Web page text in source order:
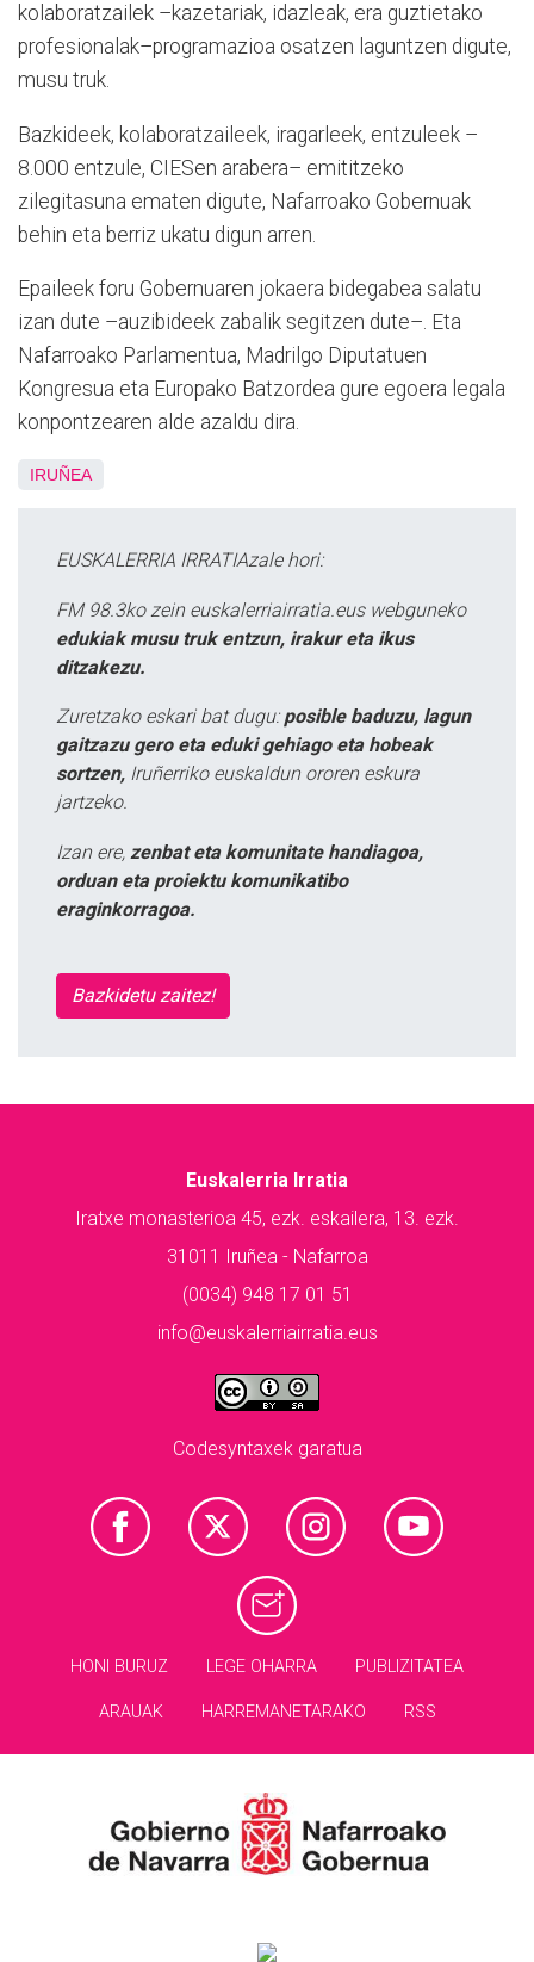
kolaboratzailek –kazetariak, idazleak, era guztietako
profesionalak–programazioa osatzen laguntzen digute,
musu truk.
Bazkideek, kolaboratzaileek, iragarleek, entzuleek –
8.000 entzule, CIESen arabera– emititzeko
zilegitasuna ematen digute, Nafarroako Gobernuak
behin eta berriz ukatu digun arren.
Epaileek foru Gobernuaren jokaera bidegabea salatu
izan dute –auzibideek zabalik segitzen dute–. Eta
Nafarroako Parlamentua, Madrilgo Diputatuen
Kongresua eta Europako Batzordea gure egoera legala
konpontzearen alde azaldu dira.
IRUÑEA
EUSKALERRIA IRRATIAzale hori:
FM 98.3ko zein euskalerriairratia.eus webguneko
edukiak musu truk entzun, irakur eta ikus
ditzakezu.
Zuretzako eskari bat dugu: posible baduzu, lagun
gaitzazu gero eta eduki gehiago eta hobeak
sortzen, Iruñerriko euskaldun ororen eskura
jartzeko.
Izan ere, zenbat eta komunitate handiagoa,
orduan eta proiektu komunikatibo
eraginkorragoa.
Bazkidetu zaitez!
Euskalerria Irratia
Iratxe monasterioa 45, ezk. eskailera, 13. ezk.
31011 Iruñea - Nafarroa
(0034) 948 17 01 51
info@euskalerriairratia.eus
Codesyntaxek garatua
HONI BURUZ LEGE OHARRA PUBLIZITATEA
ARAUAK HARREMANETARAKO RSS